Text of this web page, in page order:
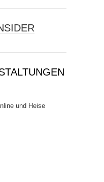
und Heise